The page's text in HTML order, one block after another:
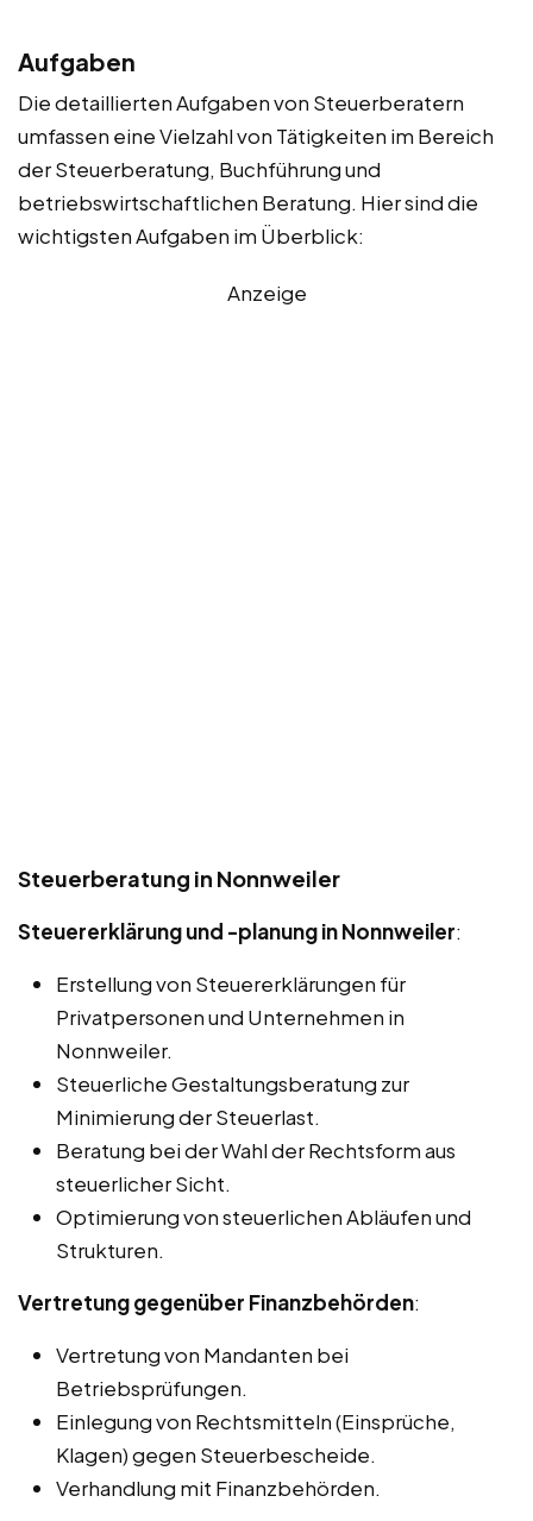
Aufgaben
Die detaillierten Aufgaben von Steuerberatern
umfassen eine Vielzahl von Tätigkeiten im Bereich
der Steuerberatung, Buchführung und
betriebswirtschaftlichen Beratung. Hier sind die
wichtigsten Aufgaben im Überblick:
Anzeige
Steuerberatung in Nonnweiler
Steuererklärung und -planung in Nonnweiler:
Erstellung von Steuererklärungen für
Privatpersonen und Unternehmen in
Nonnweiler.
Steuerliche Gestaltungsberatung zur
Minimierung der Steuerlast.
Beratung bei der Wahl der Rechtsform aus
steuerlicher Sicht.
Optimierung von steuerlichen Abläufen und
Strukturen.
Vertretung gegenüber Finanzbehörden:
Vertretung von Mandanten bei
Betriebsprüfungen.
Einlegung von Rechtsmitteln (Einsprüche,
Klagen) gegen Steuerbescheide.
Verhandlung mit Finanzbehörden.